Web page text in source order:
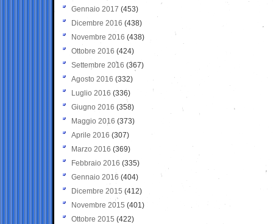
Gennaio 2017 (453)
Dicembre 2016 (438)
Novembre 2016 (438)
Ottobre 2016 (424)
Settembre 2016 (367)
Agosto 2016 (332)
Luglio 2016 (336)
Giugno 2016 (358)
Maggio 2016 (373)
Aprile 2016 (307)
Marzo 2016 (369)
Febbraio 2016 (335)
Gennaio 2016 (404)
Dicembre 2015 (412)
Novembre 2015 (401)
Ottobre 2015 (422)